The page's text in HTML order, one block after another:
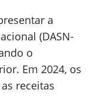
a
(DASN-
o
Em 2024, os
receitas